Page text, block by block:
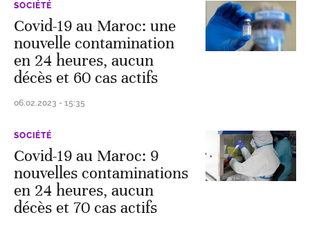
SOCIÉTÉ
Covid-19 au Maroc: une
nouvelle contamination
en 24 heures, aucun
décès et 60 cas actifs
06.02.2023 - 15:35
SOCIÉTÉ
Covid-19 au Maroc: 9
nouvelles contaminations
en 24 heures, aucun
décès et 70 cas actifs